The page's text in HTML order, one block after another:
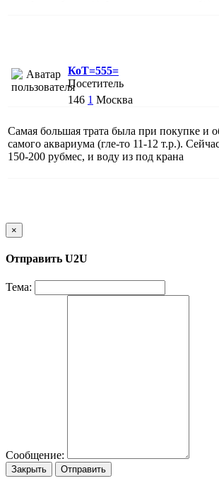
КоТ=555=
Посетитель
146 1 Москва
Самая большая трата была при покупке и
самого аквариума (гле-то 11-12 т.р.).
150-200 рубмес, и воду из под крана
×
Отправить U2U
Тема:
Сообщение:
Закрыть Отправить